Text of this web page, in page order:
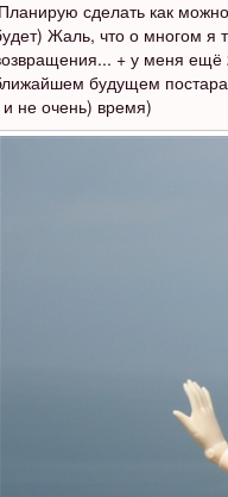
сделать как
Жаль, что о многом я
+ у меня ещё
будущем
не очень) время)